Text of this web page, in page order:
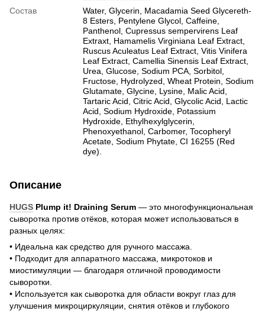
Состав
Water, Glycerin, Macadamia Seed Glycereth-
8 Esters, Pentylene Glycol, Caffeine,
Panthenol, Cupressus sempervirens Leaf
Extraxt, Hamamelis Virginiana Leaf Extract,
Ruscus Aculeatus Leaf Extract, Vitis Vinifera
Leaf Extract, Camellia Sinensis Leaf Extract,
Urea, Glucose, Sodium PCA, Sorbitol,
Fructose, Hydrolyzed, Wheat Protein, Sodium
Glutamate, Glycine, Lysine, Malic Acid,
Tartaric Acid, Citric Acid, Glycolic Acid, Lactic
Acid, Sodium Hydroxide, Potassium
Hydroxide, Ethylhexylglycerin,
Phenoxyethanol, Carbomer, Tocopheryl
Acetate, Sodium Phytate, CI 16255 (Red
dye).
Описание
HUGS Plump it! Draining Serum — это многофункциональная
сыворотка против отёков, которая может использоваться в
разных целях:
• Идеальна как средство для ручного массажа.
• Подходит для аппаратного массажа, микротоков и
миостимуляции — благодаря отличной проводимости
сыворотки.
• Используется как сыворотка для области вокруг глаз для
улучшения микроциркуляции, снятия отёков и глубокого